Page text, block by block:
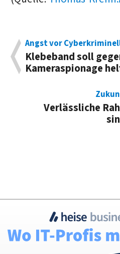
Angst vor
Klebeband soll
Kameraspionage
Verlässliche